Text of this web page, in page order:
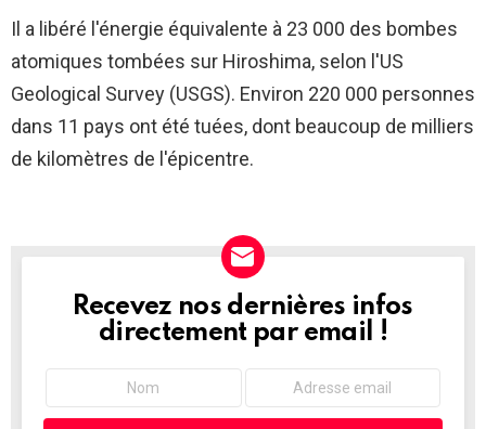
Il a libéré l'énergie équivalente à 23 000 des bombes
atomiques tombées sur Hiroshima, selon l'US
Geological Survey (USGS). Environ 220 000 personnes
dans 11 pays ont été tuées, dont beaucoup de milliers
de kilomètres de l'épicentre.
NEWSLETTER
Recevez nos dernières infos
directement par email !